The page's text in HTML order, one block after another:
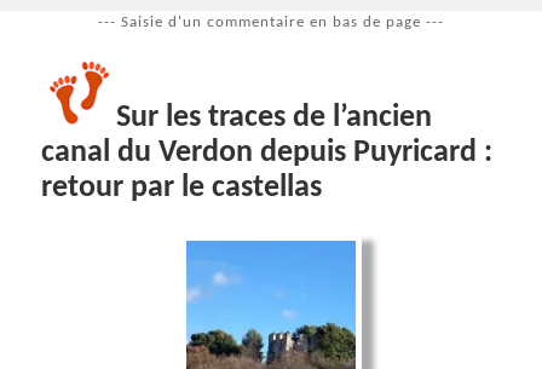
--- Saisie d'un commentaire en bas de page ---
Sur les traces de l’ancien
canal du Verdon depuis Puyricard :
retour par le castellas